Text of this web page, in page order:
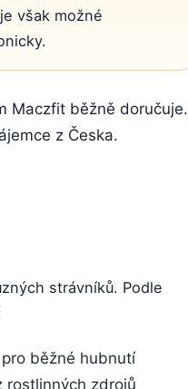
je však možné
Maczfit běžně doručuje.
z Česka.
strávníků. Podle
běžné hubnutí
rostlinných zdrojů